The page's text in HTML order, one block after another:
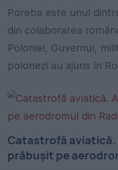
Poreba este unul
din colaborarea
Poloniei, Guvernul,
polonezi au ajuns în
Catastrofă aviatică.
prăbușit pe